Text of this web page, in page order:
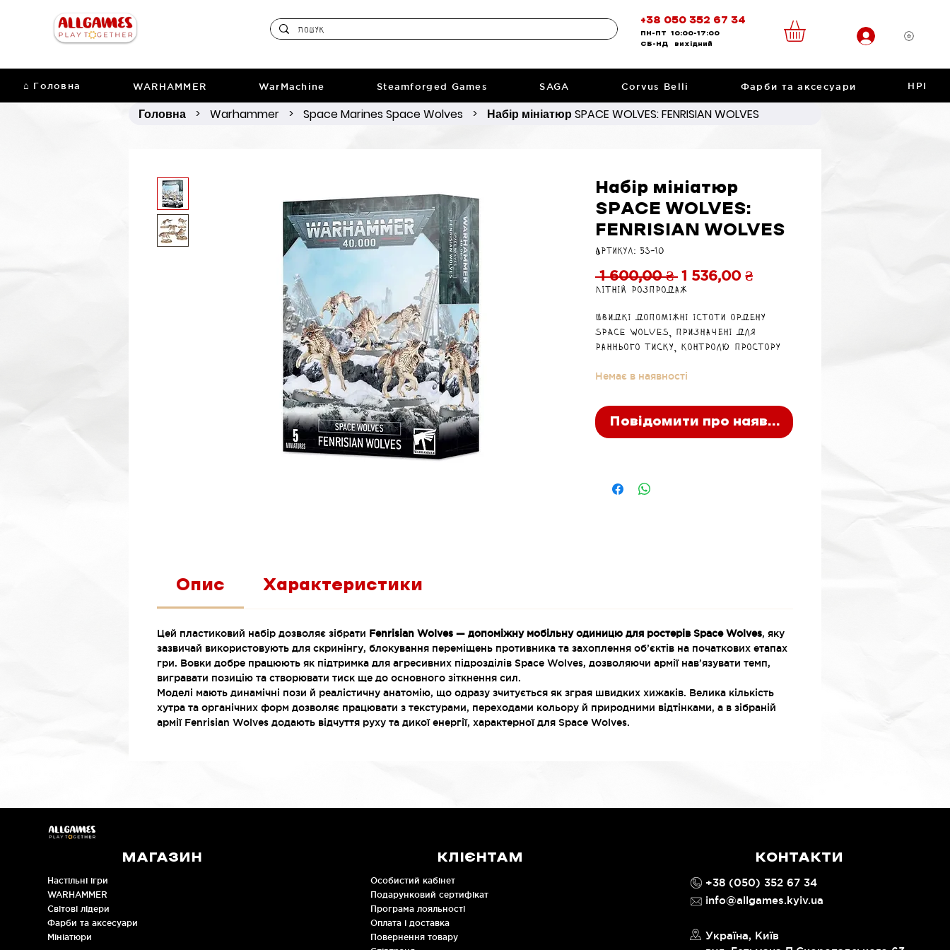
+38 050 352 67 34
ПН-ПТ 10:00-17:00
CБ-НД вихідний
⌂ Головна WARHAMMER WarMachine Steamforged Games SAGA Corvus Belli Фарби та аксесуари НРІ
Головна > Warhammer > Space Marines Space Wolves > Набір мініатюр SPACE WOLVES: FENRISIAN WOLVES
Набір мініатюр
SPACE WOLVES:
FENRISIAN WOLVES
Артикул: 53-10
1 600,00 ₴ Звичайна
ціна
1 536,00 ₴За
Літній розпродаж
Швидкі допоміжні істоти ордену
Space Wolves, призначені для
раннього тиску, контролю простору
Немає в наявності
Повідомити про наявність
Опис Характеристики
Цей пластиковий набір дозволяє зібрати Fenrisian Wolves — допоміжну мобільну одиницю для ростерів Space Wolves, яку
зазвичай використовують для скринінгу, блокування переміщень противника та захоплення об’єктів на початкових етапах
гри. Вовки добре працюють як підтримка для агресивних підрозділів Space Wolves, дозволяючи армії нав’язувати темп,
вигравати позицію та створювати тиск ще до основного зіткнення сил.
Моделі мають динамічні пози й реалістичну анатомію, що одразу зчитується як зграя швидких хижаків. Велика кількість
хутра та органічних форм дозволяє працювати з текстурами, переходами кольору й природними відтінками, а в зібраній
армії Fenrisian Wolves додають відчуття руху та дикої енергії, характерної для Space Wolves.
МАГАЗИН
Настільні ігри
WARHAMMER
Cвітові лідери
Фарби та аксесуари
Мініатюри
КЛІЄНТАМ
Особистий кабінет
Подарунковий сертифікат
Програма лояльності
Оплата і доставка
Повернення товару
КОНТАКТИ
+38 (050) 352 67 34
info@allgames.kyiv.ua
Україна, Київ